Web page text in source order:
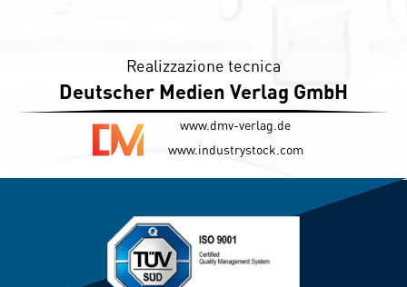
Realizzazione tecnica
Deutscher Medien Verlag GmbH
www.dmv-verlag.de
www.industrystock.com